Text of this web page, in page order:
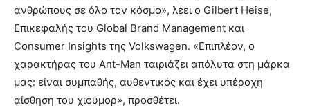
ανθρώπους σε όλο τον κόσμο», λέει ο Gilbert Heise,
Επικεφαλής του Global Brand Management και
Consumer Insights της Volkswagen. «Επιπλέον, ο
χαρακτήρας του Ant-Man ταιριάζει απόλυτα στη μάρκα
μας: είναι συμπαθής, αυθεντικός και έχει υπέροχη
αίσθηση του χιούμορ», προσθέτει.